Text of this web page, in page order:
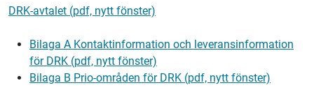
DRK-avtalet (pdf, nytt fönster)
Bilaga A Kontaktinformation och leveransinformation
för DRK (pdf, nytt fönster)
Bilaga B Prio-områden för DRK (pdf, nytt fönster)